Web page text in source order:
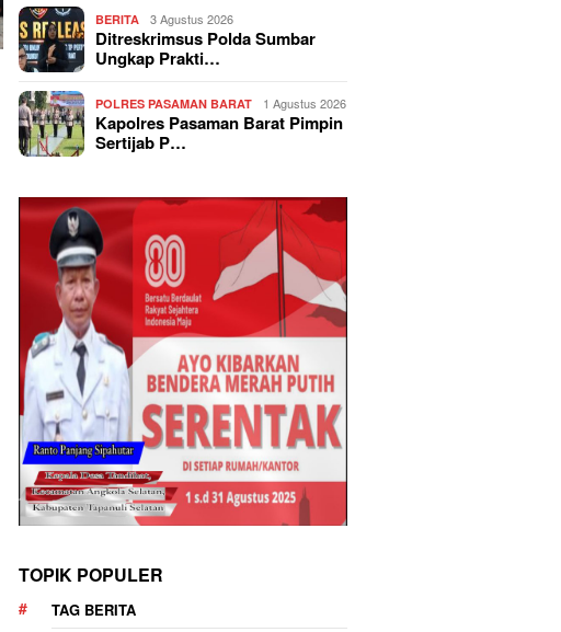
BERITA 3 Agustus 2026
Ditreskrimsus Polda Sumbar
Ungkap Prakti…
POLRES PASAMAN BARAT 1 Agustus 2026
Kapolres Pasaman Barat Pimpin
Sertijab P…
TOPIK POPULER
TAG BERITA